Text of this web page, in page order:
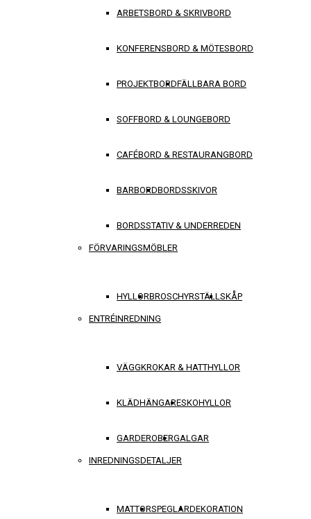
ARBETSBORD & SKRIVBORD
KONFERENSBORD & MÖTESBORD
PROJEKTBORDFÄLLBARA BORD
SOFFBORD & LOUNGEBORD
CAFÉBORD & RESTAURANGBORD
BARBORDBORDSSKIVOR
BORDSSTATIV & UNDERREDEN
FÖRVARINGSMÖBLER
HYLLORBROSCHYRSTÄLLSKÅP
ENTRÉINREDNING
VÄGGKROKAR & HATTHYLLOR
KLÄDHÄNGARESKOHYLLOR
GARDEROBERGALGAR
INREDNINGSDETALJER
MATTORSPEGLARDEKORATION